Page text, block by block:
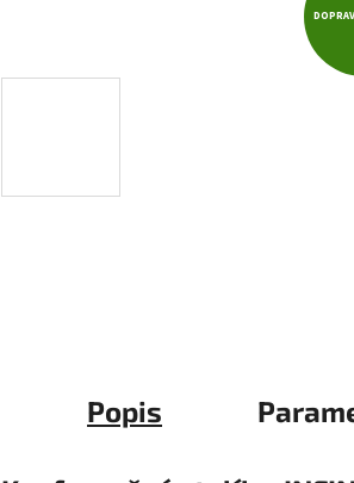
Popis